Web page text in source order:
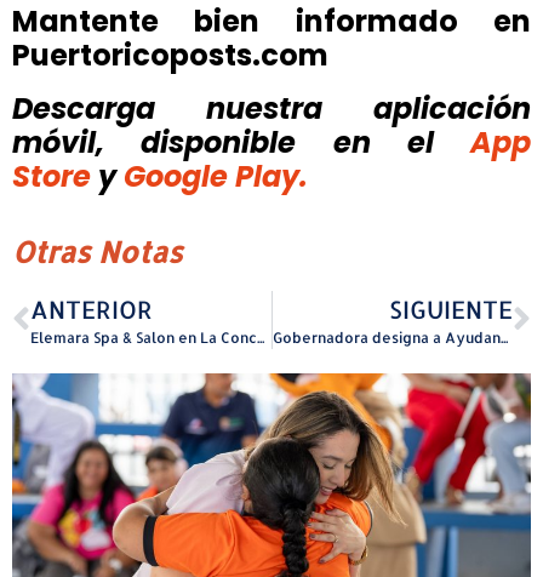
Mantente bien informado en
Puertoricoposts.com
Descarga nuestra aplicación
móvil, disponible
en el
App
Store y Google Play.
Otras Notas
ANTERIOR
Elemara Spa & Salon en La Concha Resort celebra su primer aniversario de bienestar holístico frente al mar
SIGUIENTE
Gobernadora designa a Ayudante General de la Guardia Nacional y Comisionado del Negociado de Telecomunicaciones